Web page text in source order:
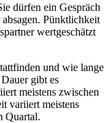
dürfen ein Gespräch
Pünktlichkeit
wertgeschätzt
und wie lange
gibt es
meistens zwischen
​variiert meistens
Quartal​.